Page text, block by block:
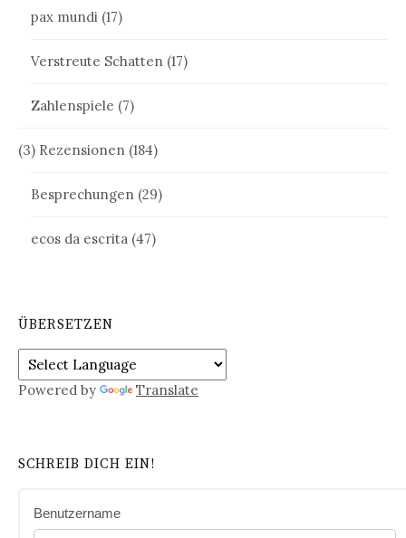
pax mundi (17)
Verstreute Schatten (17)
Zahlenspiele (7)
(3) Rezensionen (184)
Besprechungen (29)
ecos da escrita (47)
ÜBERSETZEN
Powered by Translate
SCHREIB DICH EIN!
Benutzername